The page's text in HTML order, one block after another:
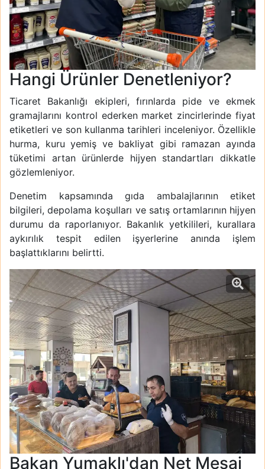
Hangi Ürünler Denetleniyor?
Ticaret Bakanlığı ekipleri, fırınlarda pide ve ekmek
gramajlarını kontrol ederken market zincirlerinde fiyat
etiketleri ve son kullanma tarihleri inceleniyor. Özellikle
hurma, kuru yemiş ve bakliyat gibi ramazan ayında
tüketimi artan ürünlerde hijyen standartları dikkatle
gözlemleniyor.
Denetim kapsamında gıda ambalajlarının etiket
bilgileri, depolama koşulları ve satış ortamlarının hijyen
durumu da raporlanıyor. Bakanlık yetkilileri, kurallara
aykırılık tespit edilen işyerlerine anında işlem
başlattıklarını belirtti.
Bakan Yumaklı'dan Net Mesaj